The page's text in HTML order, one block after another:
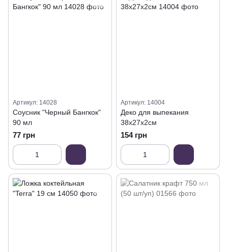
Артикул: 14028
Соусник "Черный Бангкок"
90 мл
77 грн
Артикул: 14004
Деко для выпекания
38х27х2см
154 грн